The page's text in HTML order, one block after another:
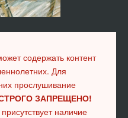
содержать контент
Для
прослушивание
ЗАПРЕЩЕНО!
наличие